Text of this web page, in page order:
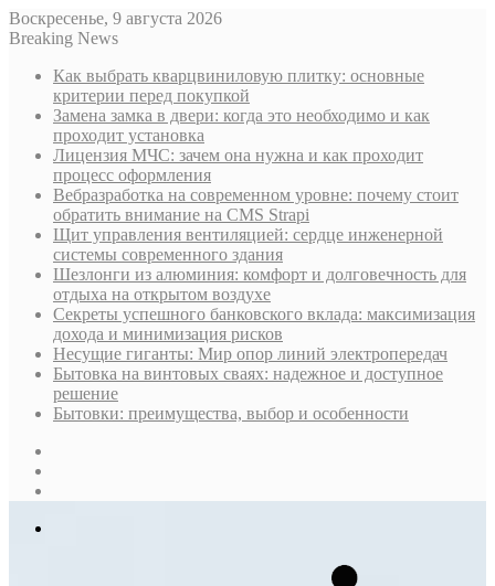
Воскресенье, 9 августа 2026
Breaking News
Как выбрать кварцвиниловую плитку: основные
критерии перед покупкой
Замена замка в двери: когда это необходимо и как
проходит установка
Лицензия МЧС: зачем она нужна и как проходит
процесс оформления
Вебразработка на современном уровне: почему стоит
обратить внимание на CMS Strapi
Щит управления вентиляцией: сердце инженерной
системы современного здания
Шезлонги из алюминия: комфорт и долговечность для
отдыха на открытом воздухе
Секреты успешного банковского вклада: максимизация
дохода и минимизация рисков
Несущие гиганты: Мир опор линий электропередач
Бытовка на винтовых сваях: надежное и доступное
решение
Бытовки: преимущества, выбор и особенности